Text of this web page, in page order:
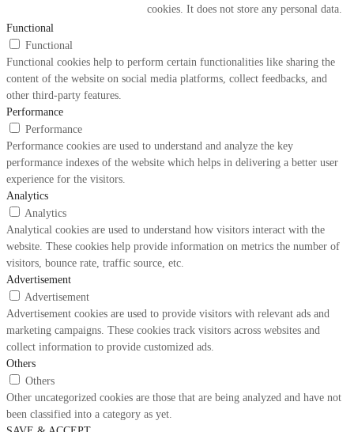
cookies. It does not store any personal data.
Functional
Functional
Functional cookies help to perform certain functionalities like sharing the
content of the website on social media platforms, collect feedbacks, and
other third-party features.
Performance
Performance
Performance cookies are used to understand and analyze the key
performance indexes of the website which helps in delivering a better user
experience for the visitors.
Analytics
Analytics
Analytical cookies are used to understand how visitors interact with the
website. These cookies help provide information on metrics the number of
visitors, bounce rate, traffic source, etc.
Advertisement
Advertisement
Advertisement cookies are used to provide visitors with relevant ads and
marketing campaigns. These cookies track visitors across websites and
collect information to provide customized ads.
Others
Others
Other uncategorized cookies are those that are being analyzed and have not
been classified into a category as yet.